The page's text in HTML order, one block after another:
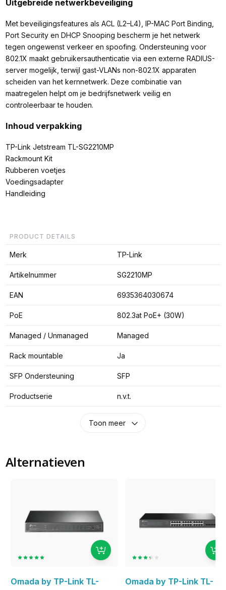
Uitgebreide netwerkbeveiliging
Met beveiligingsfeatures als ACL (L2–L4), IP-MAC Port Binding,
Port Security en DHCP Snooping bescherm je het netwerk
tegen ongewenst verkeer en spoofing. Ondersteuning voor
802.1X maakt gebruikersauthenticatie via een externe RADIUS-
server mogelijk, terwijl gast-VLANs non-802.1X apparaten
scheiden van het kernnetwerk. Deze combinatie van
maatregelen helpt om je bedrijfsnetwerk veilig en
controleerbaar te houden.
Inhoud verpakking
TP-Link Jetstream TL-SG2210MP
Rackmount Kit
Rubberen voetjes
Voedingsadapter
Handleiding
PRODUCT DETAILS
Merk TP-Link
Artikelnummer SG2210MP
EAN 6935364030674
PoE 802.3at PoE+ (30W)
Managed / Unmanaged Managed
Rack mountable Ja
SFP Ondersteuning SFP
Productserie n.v.t.
Toon meer
Alternatieven
Omada by TP-Link TL-
Omada by TP-Link TL-